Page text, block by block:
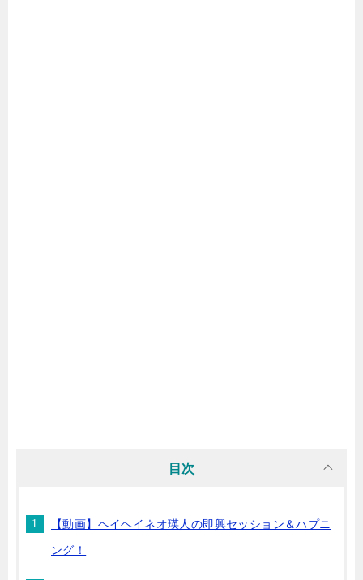
目次
【動画】ヘイヘイネオ瑛人の即興セッション＆ハプニ
ング！